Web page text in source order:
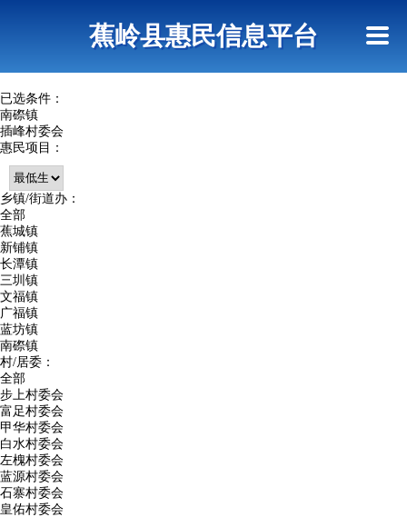
蕉岭县惠民信息平台
已选条件：
南磜镇
插峰村委会
惠民项目：
乡镇/街道办：
全部
蕉城镇
新铺镇
长潭镇
三圳镇
文福镇
广福镇
蓝坊镇
南磜镇
村/居委：
全部
步上村委会
富足村委会
甲华村委会
白水村委会
左槐村委会
蓝源村委会
石寨村委会
皇佑村委会